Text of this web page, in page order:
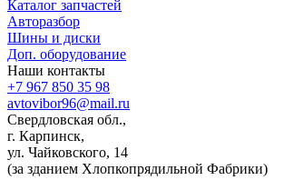
Каталог запчастей
Авторазбор
Шины и диски
Доп. оборудование
Наши контакты
+7 967 850 35 98
avtovibor96@mail.ru
Свердловская обл.,
г. Карпинск,
ул. Чайковского, 14
(за зданием Хлопкопрядильной Фабрики)